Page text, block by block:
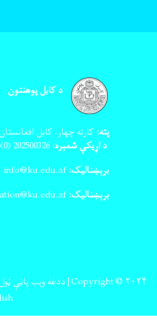
د کابل پوهنتون
پته:کارته چهار، کابل افغانستان
د اړیکې شمېره:202500326
(0) 93+
برېښنالیک:info@ku.edu.af
برېښنالیک:verification@ku.edu.af
Copyright © ۲۰۲۴| ددغه وېب پاڼې ټول حقوق کابل پوهنتون پورې اړه لري.